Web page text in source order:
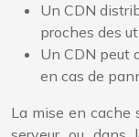
Un CDN
proches des
Un CDN peut
en cas de
La mise en cache